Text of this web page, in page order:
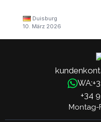
Duisburg
10. März 2026
WA:
+34
Montag-